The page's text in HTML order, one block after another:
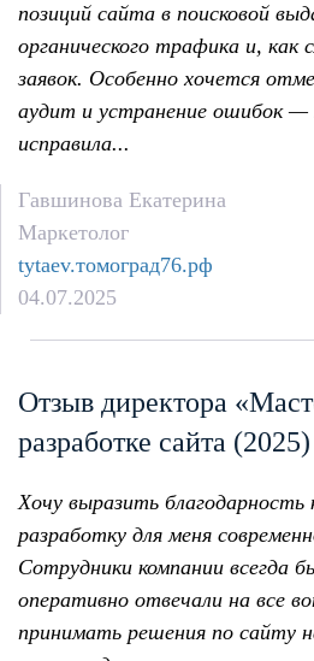
позиций сайта в поисковой
органического трафика и, как
заявок. Особенно хочется
аудит и устранение ошибок —
исправила...
Гавшинова Екатерина
Маркетолог
tytaev.томоград76.рф
04.07.2025
Отзыв директора
разработке сайта (2025)
Хочу выразить благодарность
разработку для меня
Сотрудники компании всегда
оперативно отвечали на все
принимать решения по сайту